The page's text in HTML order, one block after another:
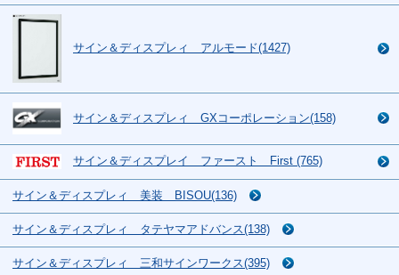
サイン＆ディスプレィ アルモード(1427)
サイン＆ディスプレィ GXコーポレーション(158)
サイン＆ディスプレイ ファースト First (765)
サイン＆ディスプレィ 美装 BISOU(136)
サイン＆ディスプレィ タテヤマアドバンス(138)
サイン＆ディスプレィ 三和サインワークス(395)